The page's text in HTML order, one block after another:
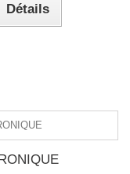
Détails